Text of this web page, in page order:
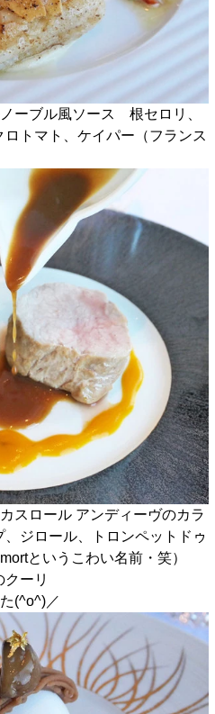
ーブル風ソース 根セロリ、
トマト、ケイパー（フランス
スロール アンディーヴのカラ
ジロール、トロンペットドゥ
というこわい名前・笑）
ーリ
(^o^)／